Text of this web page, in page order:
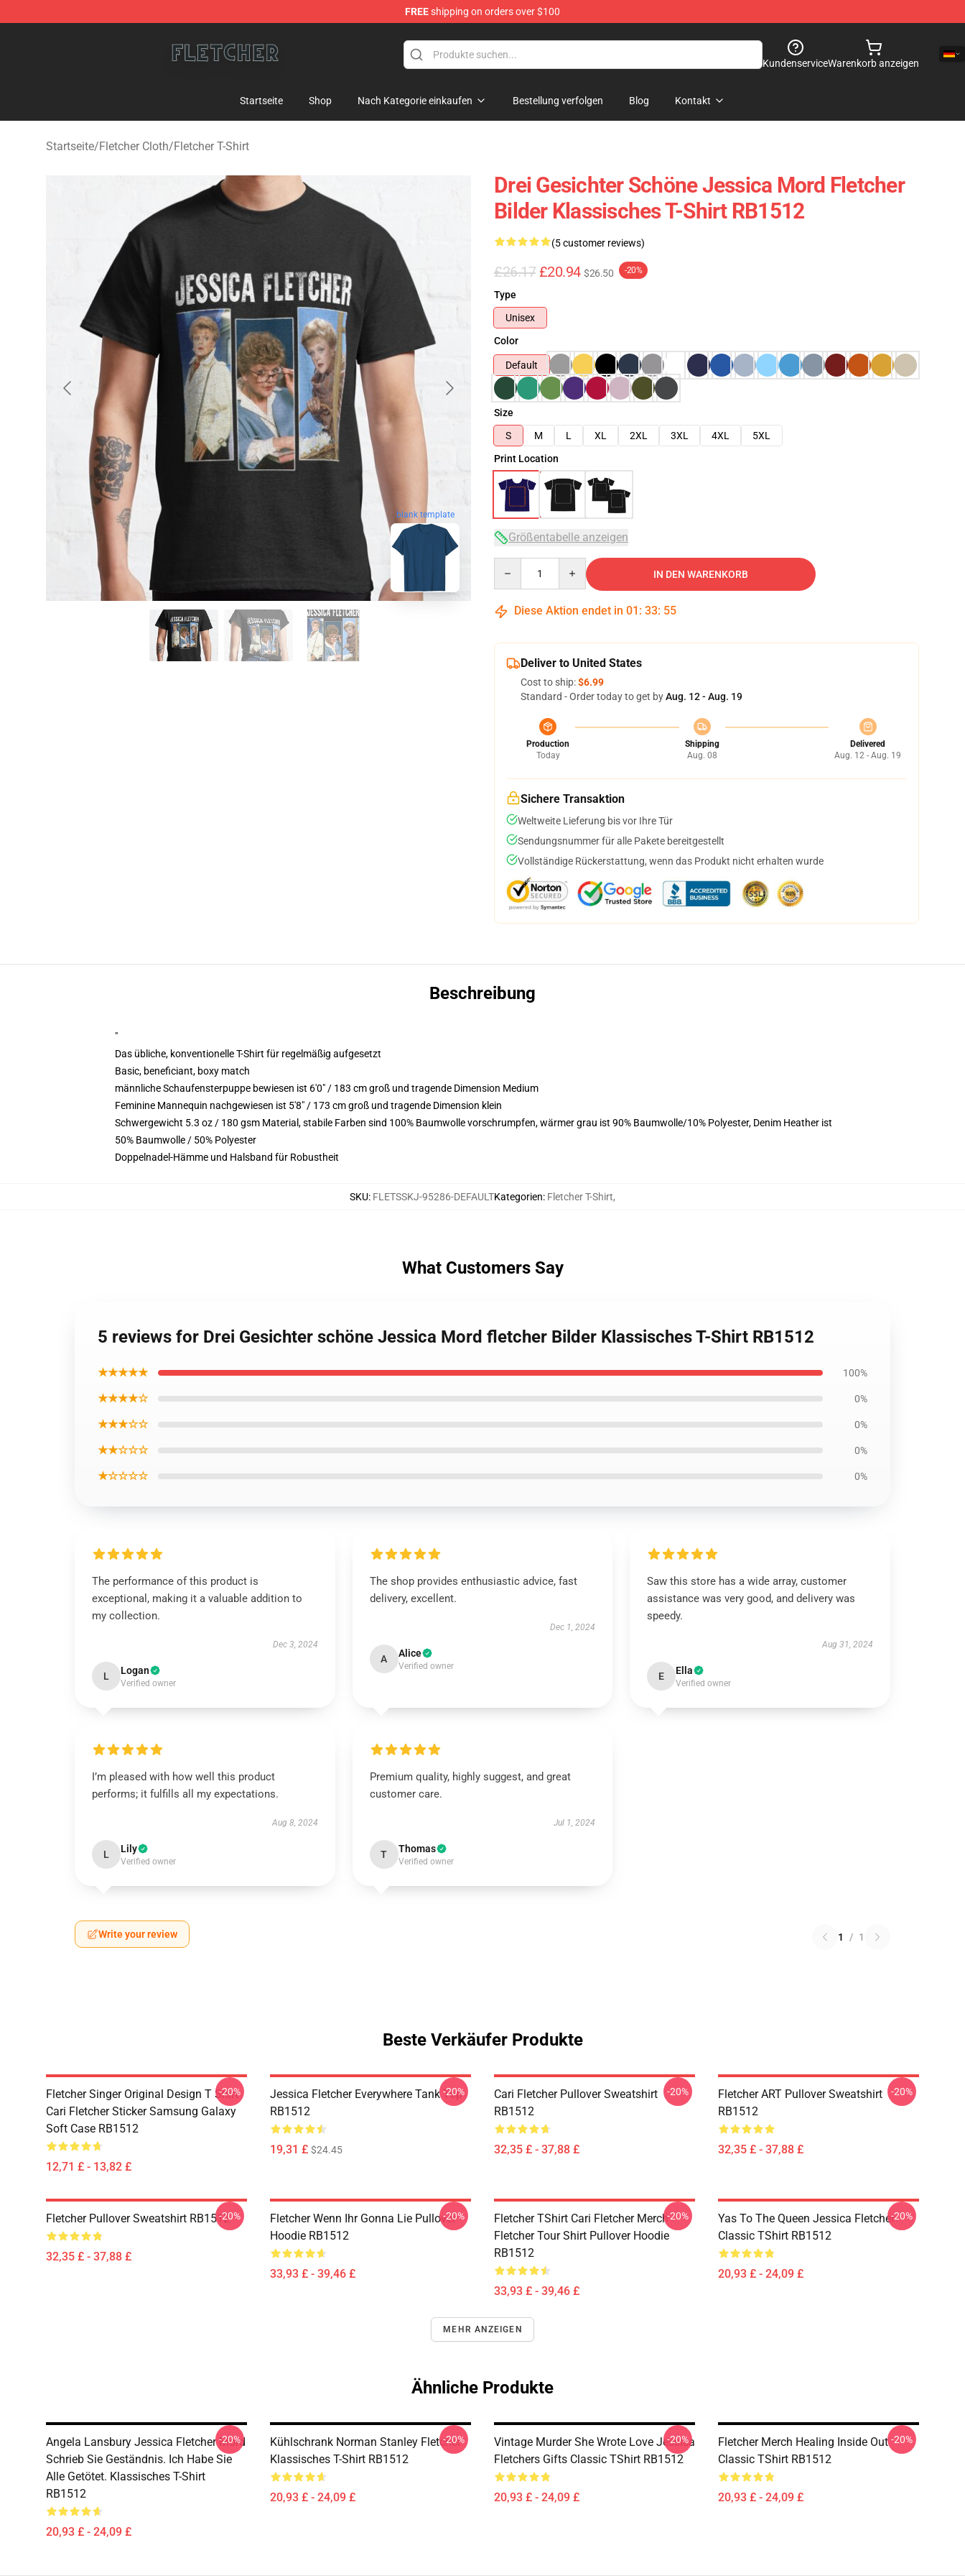
FREEshipping on orders over $100
KundenserviceWarenkorb anzeigen
Startseite Shop Nach Kategorie einkaufen Bestellung verfolgen Blog Kontakt
Startseite/Fletcher Cloth/Fletcher T-Shirt
blank template
Drei Gesichter Schöne Jessica Mord Fletcher
Bilder Klassisches T-Shirt RB1512
(5 customer reviews)
£26.17 £20.94 $26.50 -20%
Type
Unisex
Color
Default
Size
S
M L XL 2XL 3XL 4XL
5XL
Print Location
Größentabelle anzeigen
IN DEN WARENKORB
Diese Aktion endet in 01 : 33: 54
Deliver to United States
Cost to ship:$6.99
Standard - Order today to get byAug. 12 - Aug. 19
Production
Today
Shipping
Aug. 08
Delivered
Aug. 12 - Aug. 19
Sichere Transaktion
Weltweite Lieferung bis vor Ihre Tür
Sendungsnummer für alle Pakete bereitgestellt
Vollständige Rückerstattung, wenn das Produkt nicht erhalten wurde
Beschreibung
"
Das übliche, konventionelle T-Shirt für regelmäßig aufgesetzt
Basic, beneficiant, boxy match
männliche Schaufensterpuppe bewiesen ist 6'0" / 183 cm groß und tragende Dimension Medium
Feminine Mannequin nachgewiesen ist 5'8" / 173 cm groß und tragende Dimension klein
Schwergewicht 5.3 oz / 180 gsm Material, stabile Farben sind 100% Baumwolle vorschrumpfen, wärmer grau ist 90% Baumwolle/10% Polyester, Denim Heather ist
50% Baumwolle / 50% Polyester
Doppelnadel-Hämme und Halsband für Robustheit
SKU: FLETSSKJ-95286-DEFAULTKategorien: Fletcher T-Shirt,
What Customers Say
5 reviews for Drei Gesichter schöne Jessica Mord fletcher Bilder Klassisches T-Shirt RB1512
★★★★★ 100%
★★★★☆ 0%
★★★☆☆ 0%
★★☆☆☆ 0%
★☆☆☆☆ 0%
The performance of this product is
exceptional, making it a valuable addition to
my collection.
Dec 3, 2024
L Logan
Verified owner
The shop provides enthusiastic advice, fast
delivery, excellent.
Dec 1, 2024
A Alice
Verified owner
Saw this store has a wide array, customer
assistance was very good, and delivery was
speedy.
Aug 31, 2024
E Ella
Verified owner
I’m pleased with how well this product
performs; it fulfills all my expectations.
Aug 8, 2024
L Lily
Verified owner
Premium quality, highly suggest, and great
customer care.
Jul 1, 2024
T Thomas
Verified owner
Write your review 1 / 1
Beste Verkäufer Produkte
Fletcher Singer Original Design T Shirt
Cari Fletcher Sticker Samsung Galaxy
Soft Case RB1512
12,71 £ - 13,82 £
-20%
Jessica Fletcher Everywhere Tank Top
RB1512
19,31 £ $24.45
-20%
Cari Fletcher Pullover Sweatshirt
RB1512
32,35 £ - 37,88 £
-20%
Fletcher ART Pullover Sweatshirt
RB1512
32,35 £ - 37,88 £
-20%
Fletcher Pullover Sweatshirt RB1512
32,35 £ - 37,88 £
-20%
Fletcher Wenn Ihr Gonna Lie Pullover
Hoodie RB1512
33,93 £ - 39,46 £
-20%
Fletcher TShirt Cari Fletcher Merch
Fletcher Tour Shirt Pullover Hoodie
RB1512
33,93 £ - 39,46 £
-20%
Yas To The Queen Jessica Fletcher
Classic TShirt RB1512
20,93 £ - 24,09 £
-20%
MEHR ANZEIGEN
Ähnliche Produkte
Angela Lansbury Jessica Fletcher Mord
Schrieb Sie Geständnis. Ich Habe Sie
Alle Getötet. Klassisches T-Shirt
RB1512
20,93 £ - 24,09 £
-20%
Kühlschrank Norman Stanley Fletcher
Klassisches T-Shirt RB1512
20,93 £ - 24,09 £
-20%
Vintage Murder She Wrote Love Jessica
Fletchers Gifts Classic TShirt RB1512
20,93 £ - 24,09 £
-20%
Fletcher Merch Healing Inside Out
Classic TShirt RB1512
20,93 £ - 24,09 £
-20%